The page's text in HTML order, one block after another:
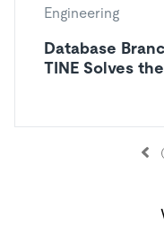
Engineering
Database
TINE Solves